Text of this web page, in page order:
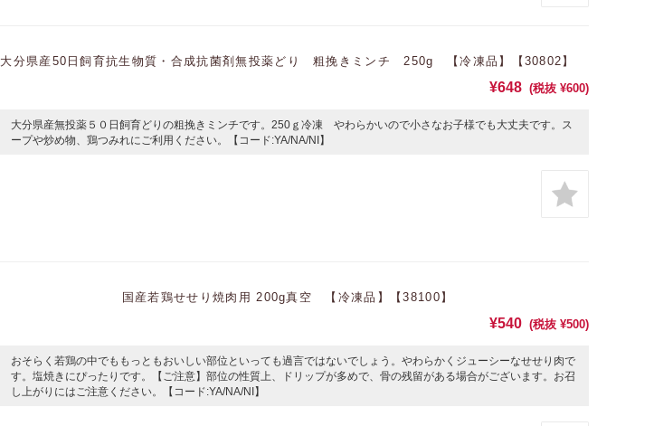
大分県産50日飼育抗生物質・合成抗菌剤無投薬どり 粗挽きミンチ 250g 【冷凍品】【30802】
¥648 (税抜 ¥600)
大分県産無投薬５０日飼育どりの粗挽きミンチです。250ｇ冷凍 やわらかいので小さなお子様でも大丈夫です。ス
ープや炒め物、鶏つみれにご利用ください。【コード:YA/NA/NI】
国産若鶏せせり焼肉用 200g真空 【冷凍品】【38100】
¥540 (税抜 ¥500)
おそらく若鶏の中でももっともおいしい部位といっても過言ではないでしょう。やわらかくジューシーなせせり肉で
す。塩焼きにぴったりです。【ご注意】部位の性質上、ドリップが多めで、骨の残留がある場合がございます。お召
し上がりにはご注意ください。【コード:YA/NA/NI】